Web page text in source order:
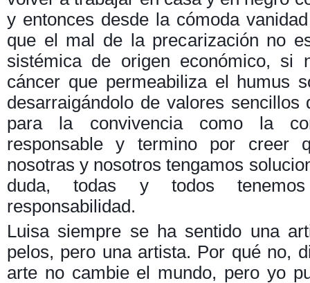
y entonces desde la cómoda
que el mal de la precarización no
sistémica de origen económico,
cáncer que permeabiliza el humus
desarraigándolo de valores sencillos
para la convivencia como la
responsable y termino por creer
nosotras y nosotros tengamos
duda, todas y todos
responsabilidad.
Luisa siempre se ha sentido una
pelos, pero una artista. Por qué no,
arte no cambie el mundo, pero yo